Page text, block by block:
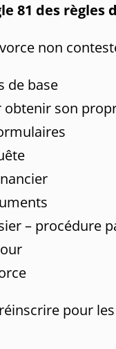
81 des règles
non
de base
son
– procédure
pour